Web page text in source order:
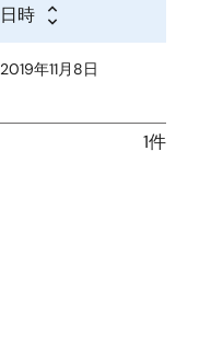
日時
2019年11月8日
1件